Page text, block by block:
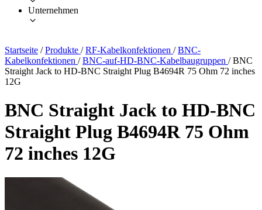
Unternehmen
Startseite / Produkte / RF-Kabelkonfektionen / BNC-
Kabelkonfektionen / BNC-auf-HD-BNC-Kabelbaugruppen / BNC
Straight Jack to HD-BNC Straight Plug B4694R 75 Ohm 72 inches
12G
BNC Straight Jack to HD-BNC
Straight Plug B4694R 75 Ohm
72 inches 12G